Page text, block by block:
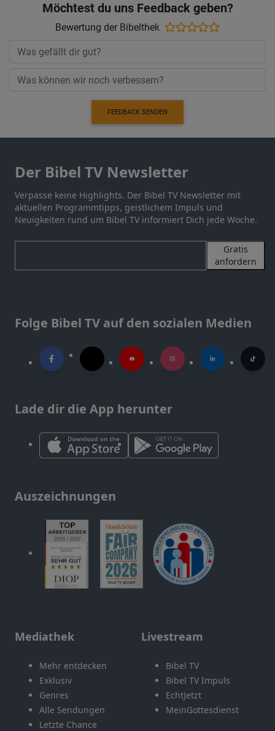
Möchtest du uns Feedback geben?
Bewertung der Bibelthek
FEEDBACK SENDEN
Der Bibel TV Newsletter
Verpasse keine Highlights. Der Bibel TV Newsletter mit
aktuellen Programmtipps, geistlichem Impuls und
Neuigkeiten rund um Bibel TV informiert Dich jede Woche.
Gratis
anfordern
Folge Bibel TV auf den sozialen Medien
Lade dir die App herunter
Auszeichnungen
Mediathek
Mehr entdecken
Exklusiv
Genres
Alle Sendungen
Letzte Chance
Livestream
Bibel TV
Bibel TV Impuls
EchtJetzt
MeinGottesdienst